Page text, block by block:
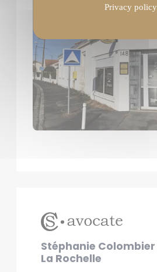
Stéphanie Colombier
La Rochelle
Privacy policy